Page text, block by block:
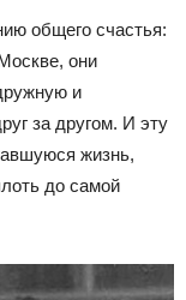
общего счастья:
они
и
за другом. И эту
жизнь,
до самой